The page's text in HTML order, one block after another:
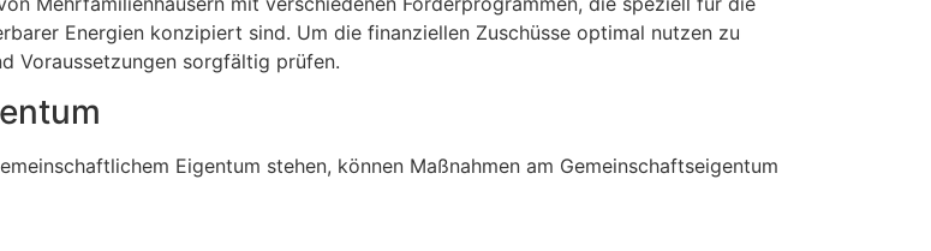
Energien konzipiert sind. Um die finanziellen Zuschüsse optimal nutzen zu
Voraussetzungen sorgfältig prüfen.
Eigentum stehen, können Maßnahmen am Gemeinschaftseigentum